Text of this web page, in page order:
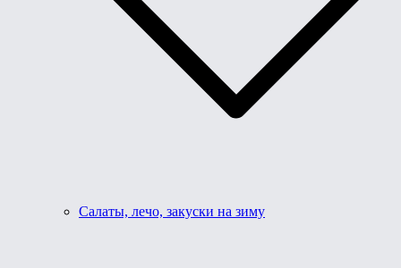
Салаты, лечо, закуски на зиму